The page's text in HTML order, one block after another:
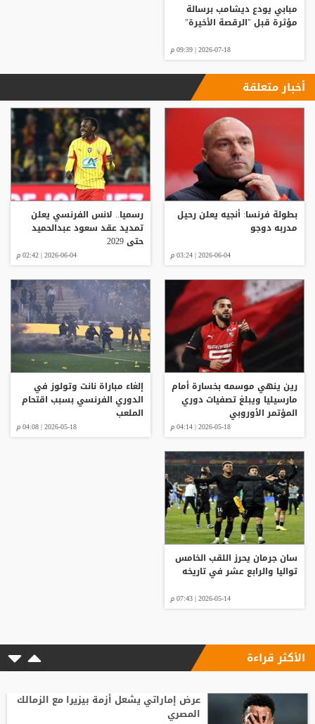
مبابي يودع ديشامب برسالة
مؤثرة قبل "الرقصة الأخيرة"
2026-07-18 | 09:39 م
أخبار متعلقة
بطولة فرنسا: أنجيه يعلن رحيل
مدربه دوجو
2026-06-04 | 03:24 م
رسميا.. لانس الفرنسي يعلن
تمديد عقد سعود عبدالحميد
حتى 2029
2026-06-04 | 02:42 م
رين ينهي موسمه بخسارة أمام
مارسيليا ويبلغ تصفيات دوري
المؤتمر الأوروبي
2026-05-18 | 04:14 م
إلغاء مباراة نانت وتولوز في
الدوري الفرنسي بسبب اقتحام
الملعب
2026-05-18 | 04:08 م
سان جرمان يحرز اللقب الخامس
تواليا والرابع عشر في تاريخه
2026-05-14 | 07:43 م
الأكثر قراءة
عرض إماراتي يشعل أزمة بيزيرا مع الزمالك
المصري